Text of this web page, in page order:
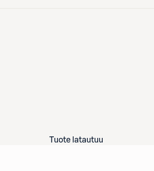
Tuote latautuu